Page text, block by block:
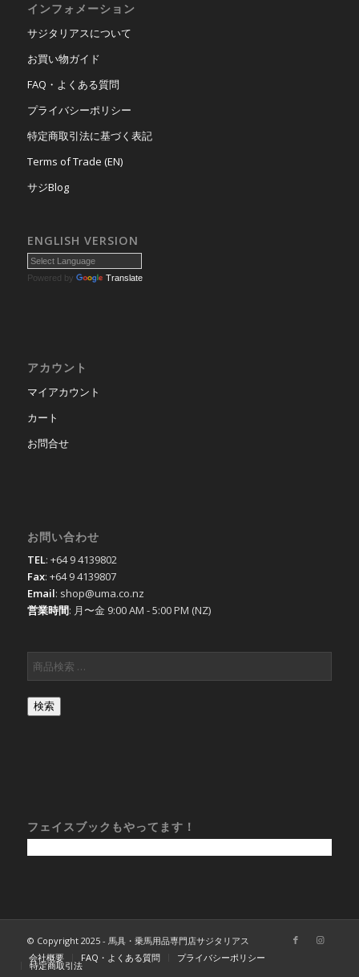
インフォメーション
サジタリアスについて
お買い物ガイド
FAQ・よくある質問
プライバシーポリシー
特定商取引法に基づく表記
Terms of Trade (EN)
サジBlog
ENGLISH VERSION
Powered by Translate
アカウント
マイアカウント
カート
お問合せ
お問い合わせ
TEL: +64 9 4139802
Fax: +64 9 4139807
Email: shop@uma.co.nz
営業時間: 月〜金 9:00 AM - 5:00 PM (NZ)
検索
フェイスブックもやってます！
© Copyright 2025 - 馬具・乗馬用品専門店サジタリアス
会社概要
FAQ・よくある質問 プライバシーポリシー
特定商取引法